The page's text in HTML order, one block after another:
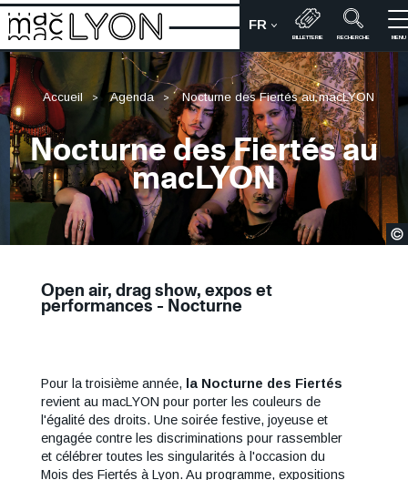
Aller
au
contenu
principal
Bienvenue sur le site du
CHOIX DE LA
FR
BILLETTERIE RECHERCHE MENU
Accueil Agenda Nocturne des Fiertés au macLYON
Nocturne des Fiertés au
macLYON
Open air, drag show, expos et
performances - Nocturne
Contenu
Pour la troisième année,
la Nocturne des Fiertés
revient au macLYON pour porter les couleurs de
l'égalité des droits. Une soirée festive, joyeuse et
engagée contre les discriminations pour rassembler
et célébrer toutes les singularités à l'occasion du
Mois des Fiertés à Lyon. Au programme, expositions